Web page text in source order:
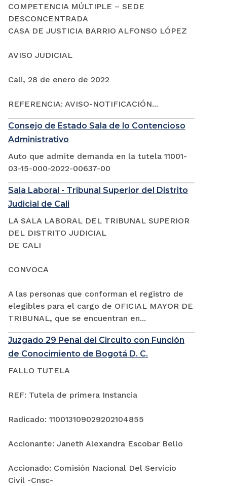
COMPETENCIA MÚLTIPLE – SEDE
DESCONCENTRADA
CASA DE JUSTICIA BARRIO ALFONSO LÓPEZ
AVISO JUDICIAL
Cali, 28 de enero de 2022
REFERENCIA: AVISO-NOTIFICACIÓN...
Consejo de Estado Sala de lo Contencioso
Administrativo
Auto que admite demanda en la tutela 11001-
03-15-000-2022-00637-00
Sala Laboral - Tribunal Superior del Distrito
Judicial de Cali
LA SALA LABORAL DEL TRIBUNAL SUPERIOR
DEL DISTRITO JUDICIAL
DE CALI
CONVOCA
A las personas que conforman el registro de
elegibles para el cargo de OFICIAL MAYOR DE
TRIBUNAL, que se encuentran en...
Juzgado 29 Penal del Circuito con Función
de Conocimiento de Bogotá D. C.
FALLO TUTELA
REF: Tutela de primera Instancia
Radicado: 110013109029202104855
Accionante: Janeth Alexandra Escobar Bello
Accionado: Comisión Nacional Del Servicio
Civil -Cnsc-